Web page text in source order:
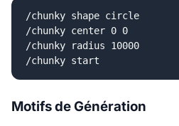
/chunky shape circle
/chunky center 0 0
/chunky radius 10000
Motifs de Génération